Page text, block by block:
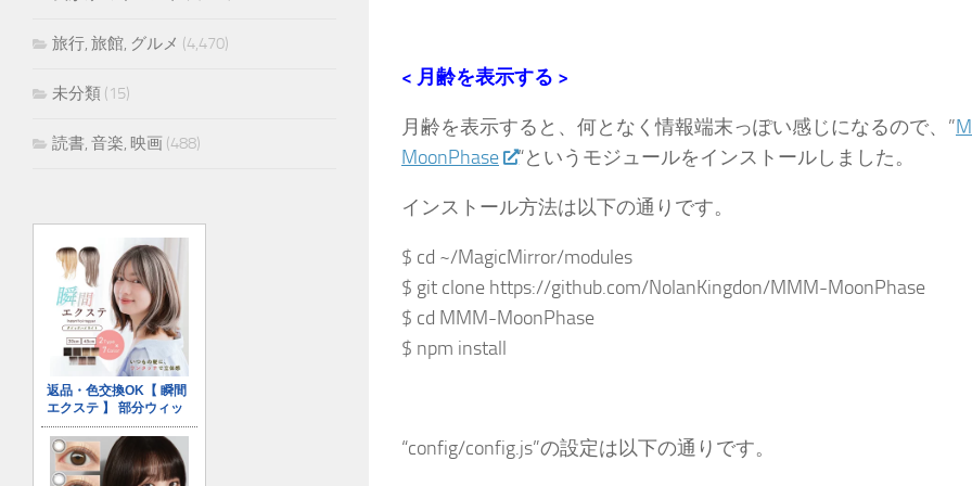
< 月齢を表示する >
月齢を表示すると、何となく情報端末っぽい感じになるので、”
MoonPhase
“というモジュールをインストールしました。
インストール方法は以下の通りです。
$ cd ~/MagicMirror/modules
$ git clone https://github.com/NolanKingdon/MMM-MoonPhase
$ cd MMM-MoonPhase
$ npm install
“config/config.js”の設定は以下の通りです。
旅行, 旅館, グルメ (4,470)
未分類 (15)
読書, 音楽, 映画 (488)